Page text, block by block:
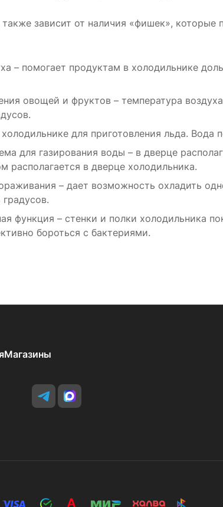
зависит от наличия «фишек»,
– помогает продуктам в холодильнике
овощей и фруктов – температура
для приготовления льда.
для газирования воды – в дверце
располагается в дверце холодильника.
– дает возможность охладить
функция – стенки и полки холодильника
бороться с бактериями.
Магазины